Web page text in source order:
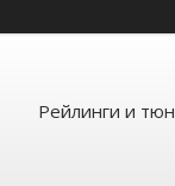
Рейлинги и